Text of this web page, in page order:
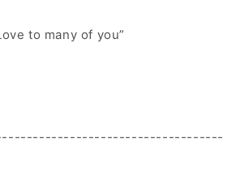
to many of you”